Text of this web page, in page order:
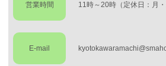
営業時間 11時～20時（定休日：月・
E-mail